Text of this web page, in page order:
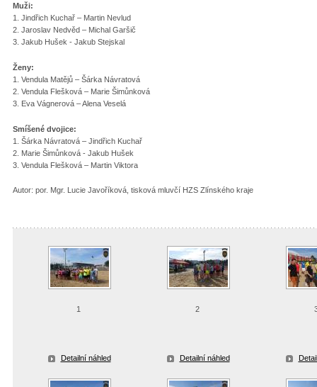
Muži:
1. Jindřich Kuchař – Martin Nevlud
2. Jaroslav Nedvěd – Michal Garšič
3. Jakub Hušek - Jakub Stejskal
Ženy:
1. Vendula Matějů – Šárka Návratová
2. Vendula Flešková – Marie Šimůnková
3. Eva Vágnerová – Alena Veselá
Smíšené dvojice:
1. Šárka Návratová – Jindřich Kuchař
2. Marie Šimůnková - Jakub Hušek
3. Vendula Flešková – Martin Viktora
Autor: por. Mgr. Lucie Javoříková, tisková mluvčí HZS Zlínského kraje
1
Detailní náhled
2
Detailní náhled